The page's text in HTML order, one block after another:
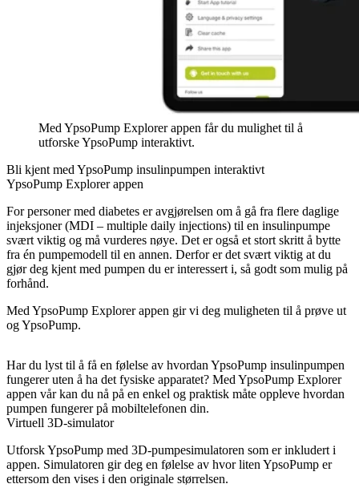
Med YpsoPump Explorer appen får du mulighet til å
utforske YpsoPump interaktivt.
Bli kjent med YpsoPump insulinpumpen interaktivt
YpsoPump Explorer appen
For personer med diabetes er avgjørelsen om å gå fra flere daglige
injeksjoner (MDI – multiple daily injections) til en insulinpumpe
svært viktig og må vurderes nøye. Det er også et stort skritt å bytte
fra én pumpemodell til en annen. Derfor er det svært viktig at du
gjør deg kjent med pumpen du er interessert i, så godt som mulig på
forhånd.
Med YpsoPump Explorer appen gir vi deg muligheten til å prøve ut
og YpsoPump.
Har du lyst til å få en følelse av hvordan YpsoPump insulinpumpen
fungerer uten å ha det fysiske apparatet? Med YpsoPump Explorer
appen vår kan du nå på en enkel og praktisk måte oppleve hvordan
pumpen fungerer på mobiltelefonen din.
Virtuell 3D-simulator
Utforsk YpsoPump med 3D-pumpesimulatoren som er inkludert i
appen. Simulatoren gir deg en følelse av hvor liten YpsoPump er
ettersom den vises i den originale størrelsen.